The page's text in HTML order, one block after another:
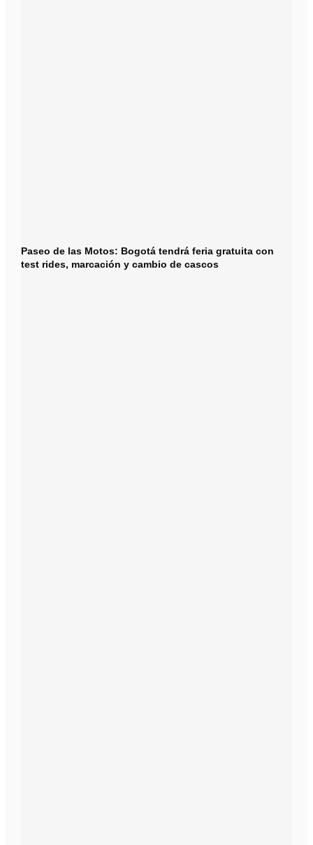
Paseo de las Motos: Bogotá tendrá feria gratuita con
test rides, marcación y cambio de cascos